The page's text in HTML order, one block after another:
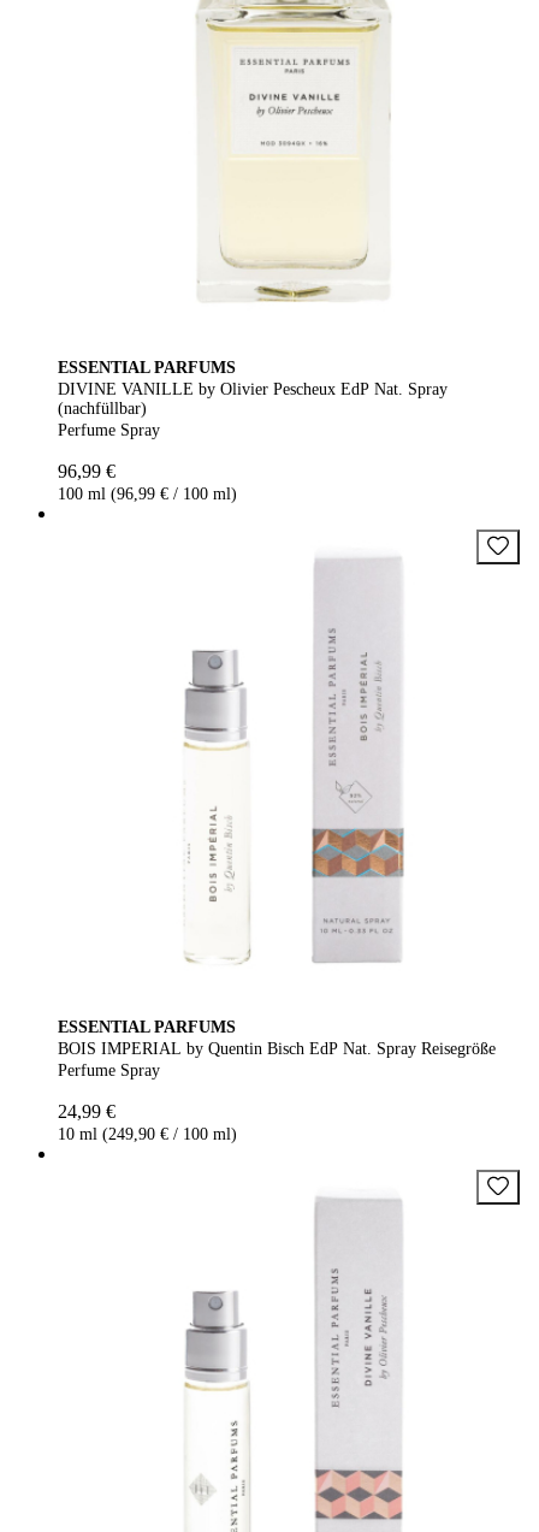
ESSENTIAL PARFUMS
DIVINE VANILLE by Olivier Pescheux EdP Nat. Spray
(nachfüllbar)
Perfume Spray
96,99 €
100 ml (96,99 € / 100 ml)
ESSENTIAL PARFUMS
BOIS IMPERIAL by Quentin Bisch EdP Nat. Spray Reisegröße
Perfume Spray
24,99 €
10 ml (249,90 € / 100 ml)